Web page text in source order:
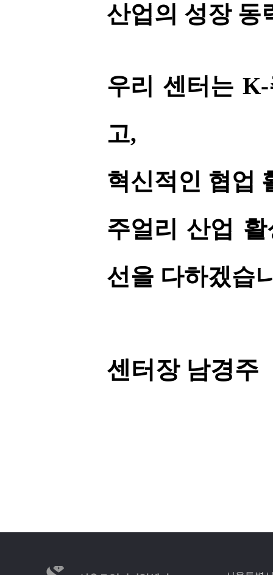
산업의 성장 동
우리 센터는
고,
혁신적인 협업
주얼리 산업
선을 다하겠
센터장 남경주